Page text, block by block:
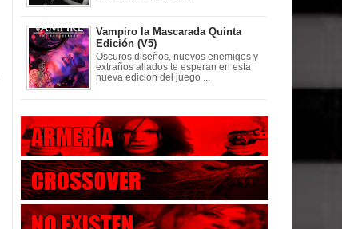
Vampiro la Mascarada Quinta
Edición (V5)
Oscuros diseños, nuevos enemigos y
extraños aliados te esperan en esta
nueva edición del juego ...